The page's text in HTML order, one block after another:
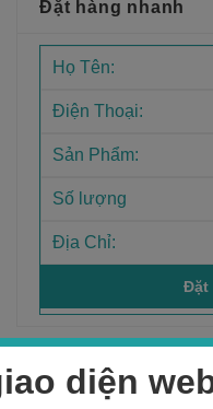
Đặt hàng nhanh
Sản phẩm bán
diện